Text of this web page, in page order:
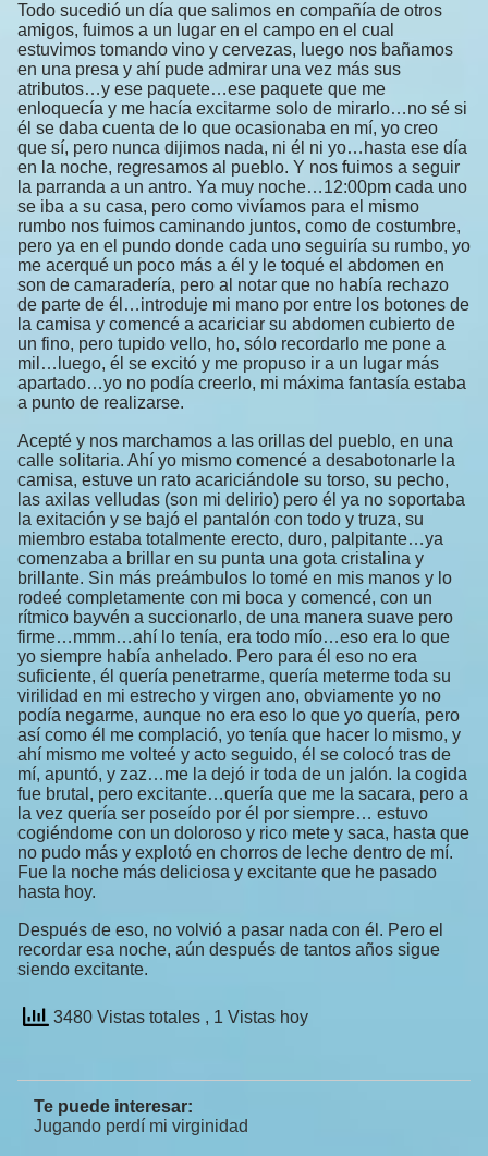
Todo sucedió un día que salimos en compañía de otros
amigos, fuimos a un lugar en el campo en el cual
estuvimos tomando vino y cervezas, luego nos bañamos
en una presa y ahí pude admirar una vez más sus
atributos…y ese paquete…ese paquete que me
enloquecía y me hacía excitarme solo de mirarlo…no sé si
él se daba cuenta de lo que ocasionaba en mí, yo creo
que sí, pero nunca dijimos nada, ni él ni yo…hasta ese día
en la noche, regresamos al pueblo. Y nos fuimos a seguir
la parranda a un antro. Ya muy noche…12:00pm cada uno
se iba a su casa, pero como vivíamos para el mismo
rumbo nos fuimos caminando juntos, como de costumbre,
pero ya en el pundo donde cada uno seguiría su rumbo, yo
me acerqué un poco más a él y le toqué el abdomen en
son de camaradería, pero al notar que no había rechazo
de parte de él…introduje mi mano por entre los botones de
la camisa y comencé a acariciar su abdomen cubierto de
un fino, pero tupido vello, ho, sólo recordarlo me pone a
mil…luego, él se excitó y me propuso ir a un lugar más
apartado…yo no podía creerlo, mi máxima fantasía estaba
a punto de realizarse.
Acepté y nos marchamos a las orillas del pueblo, en una
calle solitaria. Ahí yo mismo comencé a desabotonarle la
camisa, estuve un rato acariciándole su torso, su pecho,
las axilas velludas (son mi delirio) pero él ya no soportaba
la exitación y se bajó el pantalón con todo y truza, su
miembro estaba totalmente erecto, duro, palpitante…ya
comenzaba a brillar en su punta una gota cristalina y
brillante. Sin más preámbulos lo tomé en mis manos y lo
rodeé completamente con mi boca y comencé, con un
rítmico bayvén a succionarlo, de una manera suave pero
firme…mmm…ahí lo tenía, era todo mío…eso era lo que
yo siempre había anhelado. Pero para él eso no era
suficiente, él quería penetrarme, quería meterme toda su
virilidad en mi estrecho y virgen ano, obviamente yo no
podía negarme, aunque no era eso lo que yo quería, pero
así como él me complació, yo tenía que hacer lo mismo, y
ahí mismo me volteé y acto seguido, él se colocó tras de
mí, apuntó, y zaz…me la dejó ir toda de un jalón. la cogida
fue brutal, pero excitante…quería que me la sacara, pero a
la vez quería ser poseído por él por siempre… estuvo
cogiéndome con un doloroso y rico mete y saca, hasta que
no pudo más y explotó en chorros de leche dentro de mí.
Fue la noche más deliciosa y excitante que he pasado
hasta hoy.
Después de eso, no volvió a pasar nada con él. Pero el
recordar esa noche, aún después de tantos años sigue
siendo excitante.
3480 Vistas totales , 1 Vistas hoy
Te puede interesar:
Jugando perdí mi virginidad